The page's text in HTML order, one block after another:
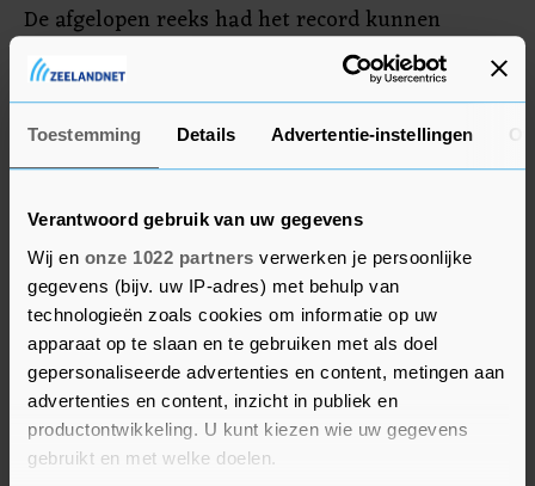
Toestemming Details Advertentie-instellingen
Verantwoord gebruik van uw gegevens
Wij en onze 1022 partners verwerken je persoonlijke
gegevens (bijv. uw IP-adres) met behulp van
technologieën zoals cookies om informatie op uw
apparaat op te slaan en te gebruiken met als doel
gepersonaliseerde advertenties en content, metingen aan
advertenties en content, inzicht in publiek en
productontwikkeling. U kunt kiezen wie uw gegevens
gebruikt en met welke doelen.
De afgelopen reeks had het record kunnen
verbeteren als niet op 1 maart wolken over
Nederland waren getrokken, waardoor die dag de
zon slechts een half uur scheen. Op 26, 27 en 28
februari scheen in De Bilt namelijk ook volop de